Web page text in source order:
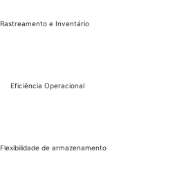
Rastreamento e Inventário
Eficiência Operacional
Flexibilidade de armazenamento